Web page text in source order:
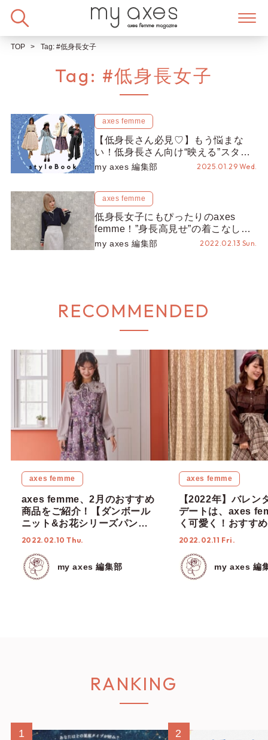
TOP Tag: #低身長女子
Tag: #低身長女子
axes femme
【低身長さん必見♡】もう悩まな
い！低身長さん向け“映える”スタイ
リングガイド
my axes 編集部 2025.01.29 Wed.
axes femme
低身長女子にもぴったりのaxes
femme！”身長高見せ”の着こなし方
をご紹介！【2022年春コーデ】
my axes 編集部 2022.02.13 Sun.
RECOMMENDED
axes femme
axes femme、2月のおすすめ
商品をご紹介！【ダンボール
ニット&お花シリーズパンジ
ー柄】
2022.02.10 Thu.
my axes 編集部
axes femme
【2022年】バレン
デートは、axes
く可愛く！おすす
レートコーデ5選！
2022.02.11 Fri.
my axes 編
RANKING
1 2